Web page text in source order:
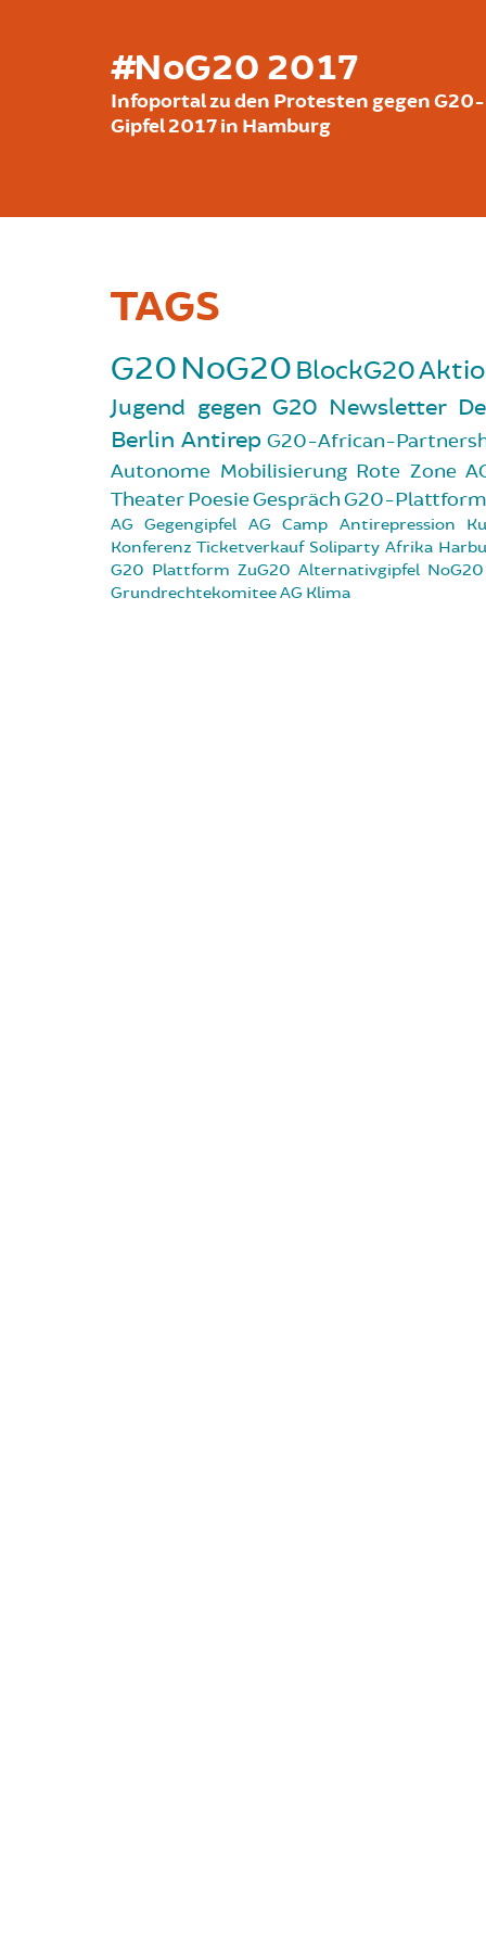
#NoG20 2017
Infoportal zu den Protesten gegen G20-
Gipfel 2017 in Hamburg
TAGS
G20NoG20 BlockG20
Jugend gegen G20 Newsletter
Berlin Antirep G20-African-
Autonome Mobilisierung Rote Zone
TheaterPoesieGesprächG20-Plattform
AG Gegengipfel AG Camp Antirepression
Konferenz Ticketverkauf Soliparty Afrika
G20 Plattform ZuG20 Alternativgipfel
GrundrechtekomiteeAG Klima